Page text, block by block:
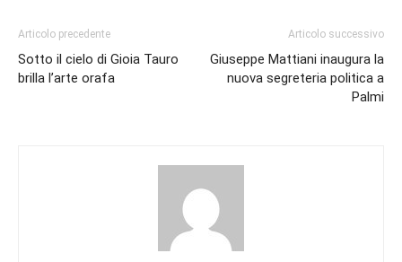
Articolo precedente
Sotto il cielo di Gioia Tauro
brilla l’arte orafa
Articolo successivo
Giuseppe Mattiani inaugura la
nuova segreteria politica a
Palmi